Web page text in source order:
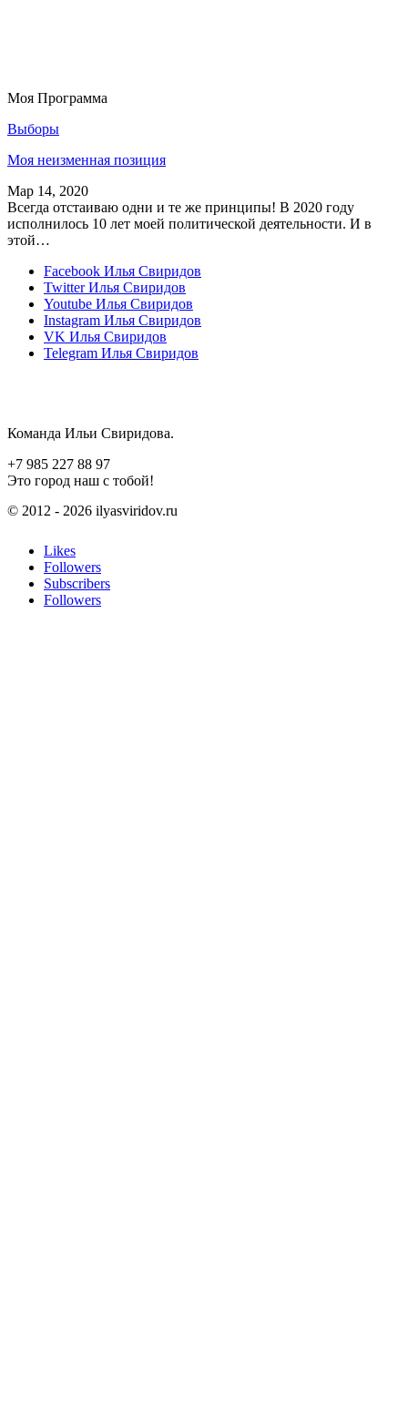
Моя Программа
Выборы
Моя неизменная позиция
Мар 14, 2020
Всегда отстаиваю одни и те же принципы! В 2020 году
исполнилось 10 лет моей политической деятельности. И в
этой…
Facebook Илья Свиридов
Twitter Илья Свиридов
Youtube Илья Свиридов
Instagram Илья Свиридов
VK Илья Свиридов
Telegram Илья Свиридов
Команда Ильи Свиридова.
+7 985 227 88 97
Это город наш с тобой!
© 2012 - 2026 ilyasviridov.ru
Likes
Followers
Subscribers
Followers